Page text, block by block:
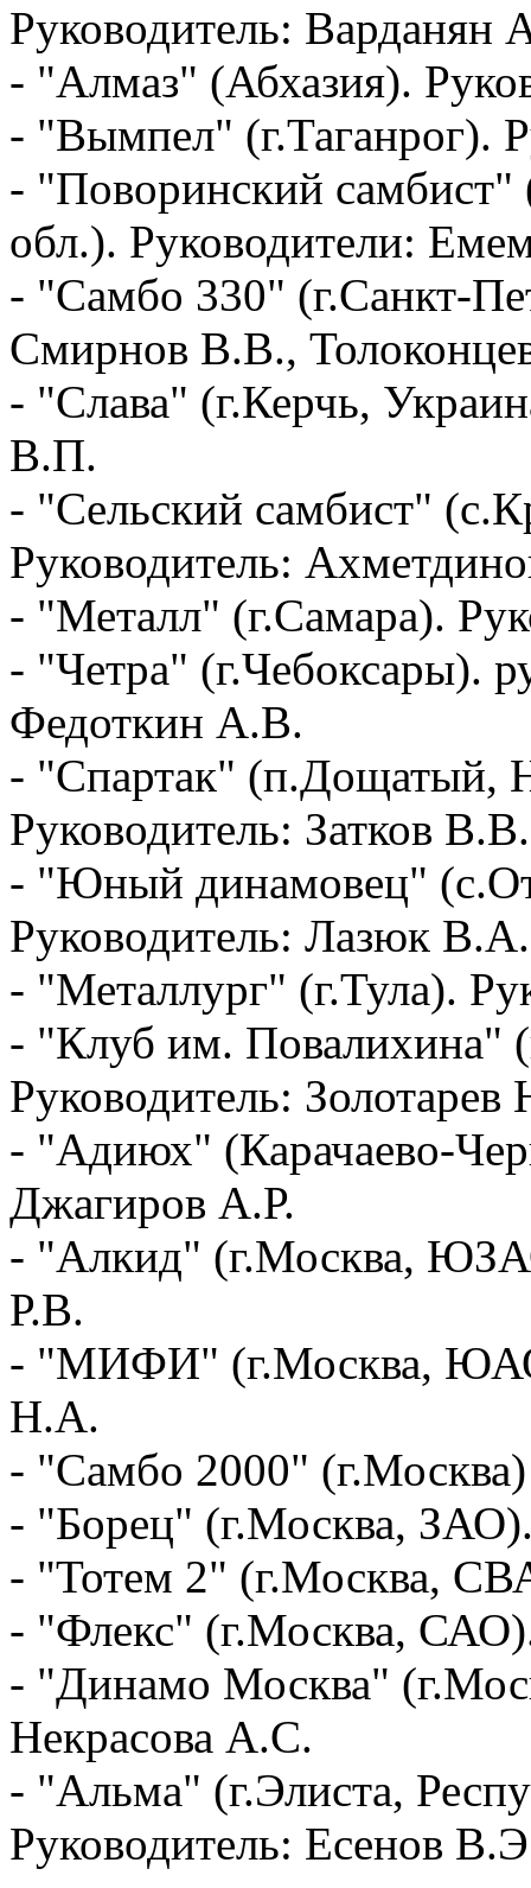
Руководитель: Варданян
- "Алмаз" (Абхазия).
- "Вымпел" (г.Таганрог).
- "Поворинский
обл.). Руководители:
- "Самбо 330" (г.Санкт-
Смирнов В.В.,
- "Слава" (г.Керчь,
В.П.
- "Сельский самбист"
Руководитель:
- "Металл" (г.Самара).
- "Четра" (г.Чебоксары).
Федоткин А.В.
- "Спартак" (п.Дощатый,
Руководитель: Затков В.В.
- "Юный динамовец"
Руководитель: Лазюк В.А.
- "Металлург" (г.Тула).
- "Клуб им. Повалихина"
Руководитель:
- "Адиюх" (Карачаево-
Джагиров А.Р.
- "Алкид" (г.Москва,
Р.В.
- "МИФИ" (г.Москва,
Н.А.
- "Самбо 2000" (г.Москва)
- "Борец" (г.Москва,
- "Тотем 2" (г.Москва,
- "Флекс" (г.Москва,
- "Динамо Москва"
Некрасова А.С.
- "Альма" (г.Элиста,
Руководитель: Есенов